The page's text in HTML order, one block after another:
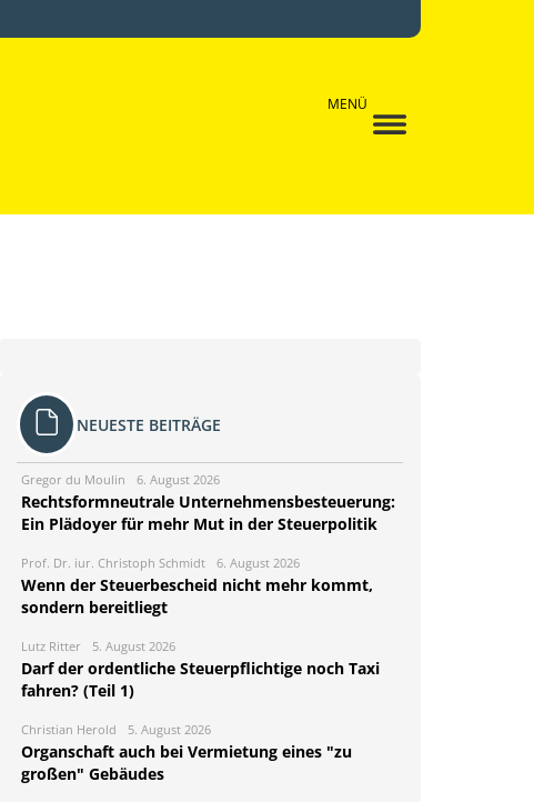
MENÜ
NEUESTE BEITRÄGE
Gregor du Moulin 6. August 2026
Rechtsformneutrale Unternehmensbesteuerung:
Ein Plädoyer für mehr Mut in der Steuerpolitik
Prof. Dr. iur. Christoph Schmidt 6. August 2026
Wenn der Steuerbescheid nicht mehr kommt,
sondern bereitliegt
Lutz Ritter 5. August 2026
Darf der ordentliche Steuerpflichtige noch Taxi
fahren? (Teil 1)
Christian Herold 5. August 2026
Organschaft auch bei Vermietung eines "zu
großen" Gebäudes